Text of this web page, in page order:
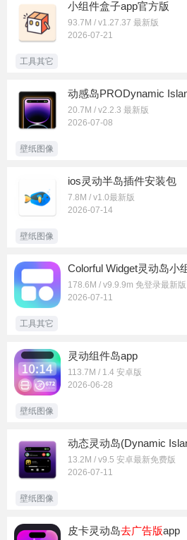
小组件盒子app官方版
93.7M / v1.27.37 最新版
2026-07-21
工具其它
动感岛PRODynamic
20.7M / v2.2.3 最新版
2026-07-08
壁纸图像
ios灵动半岛插件安装包
7.8M / v1.0最新版
2026-07-14
壁纸图像
Colorful Widget灵动岛小
178.6M / v9.9.9m 免登录最新版
2026-07-11
工具其它
灵动组件岛app
113.7M / 1.4 安卓版
2026-06-28
壁纸图像
动态灵动岛(Dynamic
13.2M / v9.5 安卓最新免费版
2026-07-11
壁纸图像
皮卡灵动岛去广告版app